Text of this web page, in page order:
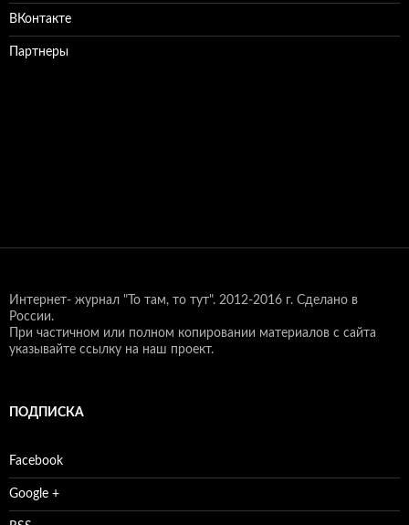
ВКонтакте
Партнеры
Интернет- журнал "То там, то тут". 2012-2016 г. Сделано в
России.
При частичном или полном копировании материалов с сайта
указывайте ссылку на наш проект.
ПОДПИСКА
Facebook
Google +